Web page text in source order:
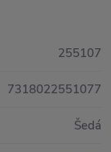
255107
7318022551077
Šedá